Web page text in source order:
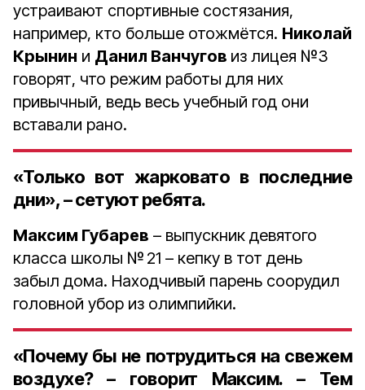
устраивают спортивные состязания,
например, кто больше отожмётся. Николай
Крынин и Данил Ванчугов из лицея №3
говорят, что режим работы для них
привычный, ведь весь учебный год они
вставали рано.
«Только вот жарковато в последние
дни», – сетуют ребята.
Максим Губарев – выпускник девятого
класса школы № 21 – кепку в тот день
забыл дома. Находчивый парень соорудил
головной убор из олимпийки.
«Почему бы не потрудиться на свежем
воздухе? – говорит Максим. – Тем